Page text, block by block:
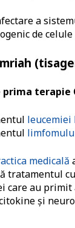
a
de
prima terapie
leucemiei
medicală
tratamentul
care au
și